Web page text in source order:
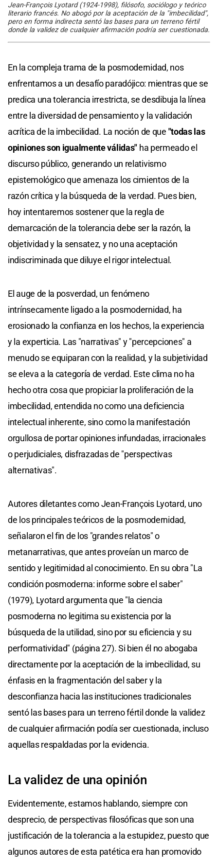
Jean-François Lyotard (1924-1998), filósofo, sociólogo y teórico
literario francés. No abogó por la aceptación de la "imbecilidad",
pero en forma indirecta sentó las bases para un terreno fértil
donde la validez de cualquier afirmación podría ser cuestionada.
En la compleja trama de la posmodernidad, nos
enfrentamos a un desafío paradójico: mientras que se
predica una tolerancia irrestricta, se desdibuja la línea
entre la diversidad de pensamiento y la validación
acrítica de la imbecilidad. La noción de que "todas las
opiniones son igualmente válidas" ha permeado el
discurso público, generando un relativismo
epistemológico que amenaza los cimientos de la
razón crítica y la búsqueda de la verdad. Pues bien,
hoy intentaremos sostener que la regla de
demarcación de la tolerancia debe ser la razón, la
objetividad y la sensatez, y no una aceptación
indiscriminada que diluye el rigor intelectual.
El auge de la posverdad, un fenómeno
intrínsecamente ligado a la posmodernidad, ha
erosionado la confianza en los hechos, la experiencia
y la experticia. Las "narrativas" y "percepciones" a
menudo se equiparan con la realidad, y la subjetividad
se eleva a la categoría de verdad. Este clima no ha
hecho otra cosa que propiciar la proliferación de la
imbecilidad, entendida no como una deficiencia
intelectual inherente, sino como la manifestación
orgullosa de portar opiniones infundadas, irracionales
o perjudiciales, disfrazadas de "perspectivas
alternativas".
Autores diletantes como Jean-François Lyotard, uno
de los principales teóricos de la posmodernidad,
señalaron el fin de los "grandes relatos" o
metanarrativas, que antes proveían un marco de
sentido y legitimidad al conocimiento. En su obra "La
condición posmoderna: informe sobre el saber"
(1979), Lyotard argumenta que "la ciencia
posmoderna no legitima su existencia por la
búsqueda de la utilidad, sino por su eficiencia y su
performatividad" (página 27). Si bien él no abogaba
directamente por la aceptación de la imbecilidad, su
énfasis en la fragmentación del saber y la
desconfianza hacia las instituciones tradicionales
sentó las bases para un terreno fértil donde la validez
de cualquier afirmación podía ser cuestionada, incluso
aquellas respaldadas por la evidencia.
La validez de una opinión
Evidentemente, estamos hablando, siempre con
desprecio, de perspectivas filosóficas que son una
justificación de la tolerancia a la estupidez, puesto que
algunos autores de esta patética era han promovido